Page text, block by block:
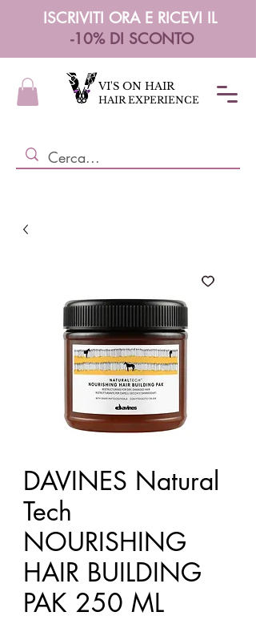
ISCRIVITI ORA E RICEVI IL
-10% DI SCONTO
HAIR EXPERIENCE
VI'S ON HAIR
DAVINES Natural
Tech
NOURISHING
HAIR BUILDING
PAK 250 ML